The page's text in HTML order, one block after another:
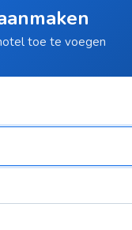
toe te voegen